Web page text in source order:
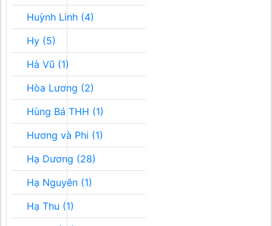
Huỳnh Linh (4)
Hy (5)
Hà Vũ (1)
Hòa Lương (2)
Hùng Bá THH (1)
Hương và Phi (1)
Hạ Dương (28)
Hạ Nguyên (1)
Hạ Thu (1)